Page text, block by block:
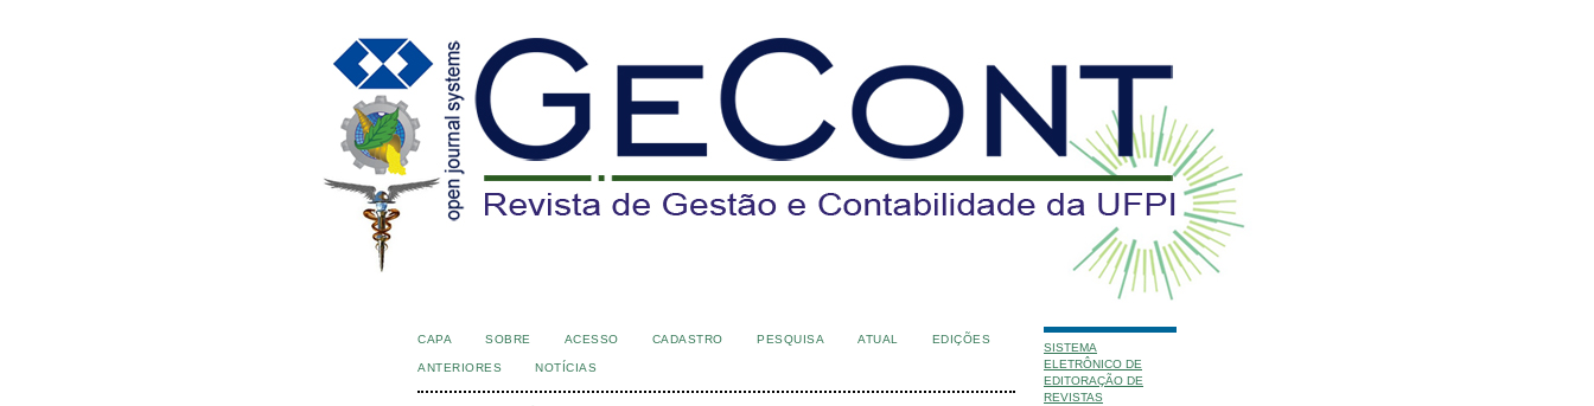
SISTEMA
ELETRÔNICO DE
EDITORAÇÃO DE
REVISTAS
CAPA SOBRE ACESSO CADASTRO PESQUISA ATUAL EDIÇÕES
ANTERIORES NOTÍCIAS